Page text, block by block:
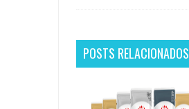
POSTS RELACIONADOS